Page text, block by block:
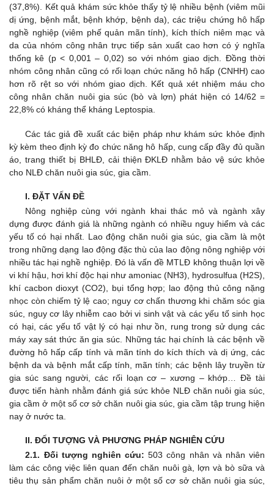
(37,8%). Kết quả khám sức khỏe thấy tỷ lệ nhiều bệnh (viêm mũi
dị ứng, bệnh mắt, bệnh khớp, bệnh da), các triệu chứng hô hấp
nghề nghiệp (viêm phế quản mãn tính), kích thích niêm mạc và
da của nhóm công nhân trực tiếp sản xuất cao hơn có ý nghĩa
thống kê (p < 0,001 – 0,02) so với nhóm giao dịch. Đồng thời
nhóm công nhân cũng có rối loạn chức năng hô hấp (CNHH) cao
hơn rõ rệt so với nhóm giao dịch. Kết quả xét nhiệm máu cho
công nhân chăn nuôi gia súc (bò và lợn) phát hiện có 14/62 =
22,8% có kháng thể kháng Leptospia.
Các tác giả đề xuất các biện pháp như khám sức khỏe định
kỳ kèm theo định kỳ đo chức năng hô hấp, cung cấp đầy đủ quần
áo, trang thiết bị BHLĐ, cải thiện ĐKLĐ nhằm bảo vệ sức khỏe
cho NLĐ chăn nuôi gia súc, gia cầm.
I. ĐẶT VẤN ĐỀ
Nông nghiệp cùng với ngành khai thác mỏ và ngành xây
dựng được đánh giá là những ngành có nhiều nguy hiểm và các
yếu tố có hại nhất. Lao động chăn nuôi gia súc, gia cầm là một
trong những dạng lao động đặc thù của lao động nông nghiệp với
nhiều tác hại nghề nghiệp. Đó là vấn đề MTLĐ không thuận lợi về
vi khí hậu, hơi khí độc hại như amoniac (NH3), hydrosulfua (H2S),
khí cacbon dioxyt (CO2), bụi tổng hợp; lao động thủ công nặng
nhọc còn chiếm tỷ lệ cao; nguy cơ chấn thương khi chăm sóc gia
súc, nguy cơ lây nhiễm cao bởi vi sinh vật và các yếu tố sinh học
có hại, các yếu tố vật lý có hại như ồn, rung trong sử dụng các
máy xay sát thức ăn gia súc. Những tác hại chính là các bệnh về
đường hô hấp cấp tính và mãn tính do kích thích và dị ứng, các
bệnh da và bệnh mắt cấp tính, mãn tính; các bệnh lây truyền từ
gia súc sang người, các rối loạn cơ – xương – khớp… Đề tài
được tiến hành nhằm đánh giá sức khỏe NLĐ chăn nuôi gia súc,
gia cầm ở một số cơ sở chăn nuôi gia súc, gia cầm tập trung hiện
nay ở nước ta.
II. ĐỐI TƯỢNG VÀ PHƯƠNG PHÁP NGHIÊN CỨU
2.1. Đối tượng nghiên cứu:503 công nhân và nhân viên
làm các công việc liên quan đến chăn nuôi gà, lợn và bò sữa và
tiêu thụ sản phẩm chăn nuôi ở một số cơ sở chăn nuôi gia súc,